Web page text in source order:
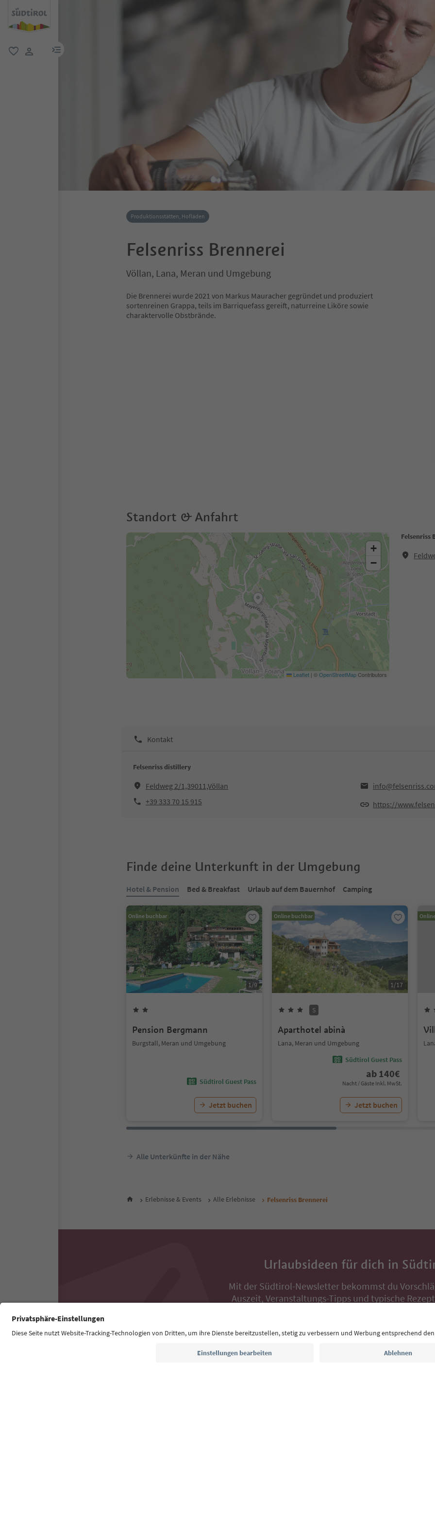
menu link
Produktionsstätten, Hofläden
Felsenriss Brennerei
Völlan, Lana, Meran und Umgebung
Die Brennerei wurde 2021 von Markus Mauracher gegründet und produziert
sortenreinen Grappa, teils im Barriquefass gereift, naturreine Liköre sowie
charaktervolle Obstbrände.
Standort & Anfahrt
Felsenriss
+
−
Leaflet | ©OpenStreetMapContributors
Kontakt
Felsenriss distillery
Feldweg 2/1,39011,Völlan
+39 333 70 15 915
https://
Finde deine Unterkunft in der Umgebung
Hotel & Pension Bed & Breakfast Urlaub auf dem Bauernhof Camping
Online buchbar
1/9
Pension Bergmann
Burgstall, Meran und Umgebung
Südtirol Guest Pass
Jetzt buchen
Online buchbar
1/17
S
Aparthotel abinà
Lana, Meran und Umgebung
Südtirol Guest Pass
ab 140€
Nacht / Gäste Inkl. MwSt.
Jetzt buchen
Alle Unterkünfte in der Nähe
Erlebnisse & Events Alle Erlebnisse Felsenriss Brennerei
Urlaubsideen für dich in
Mit der Südtirol-Newsletter bekommst du
Auszeit, Veranstaltungs-Tipps und typische